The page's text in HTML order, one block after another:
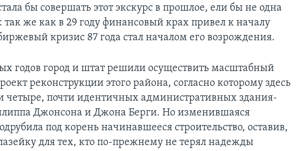
бы совершать этот экскурс в прошлое, ели бы не одна
так же как в 29 году финансовый крах привел к началу
кризис 87 года стал началом его возрождения.
годов город и штат решили осуществить масштабный
реконструкции этого района, согласно которому здесь
четыре, почти идентичных административных здания-
Джонсона и Джона Берги. Но изменившаяся
под корень начинавшееся строительство, оставив,
для тех, кто по-прежнему не терял надежды